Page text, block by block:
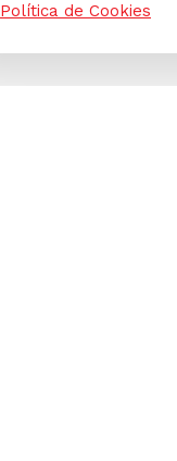
Política de Cookies